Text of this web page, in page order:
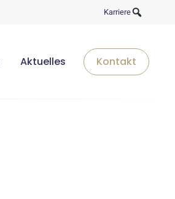
Karriere
Aktuelles Kontakt